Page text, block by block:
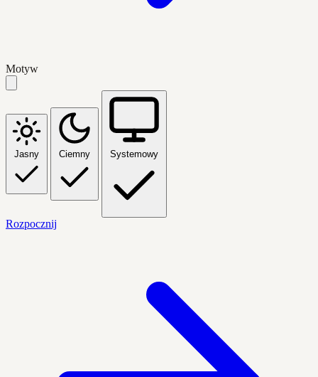
Motyw
Jasny Ciemny Systemowy
Rozpocznij